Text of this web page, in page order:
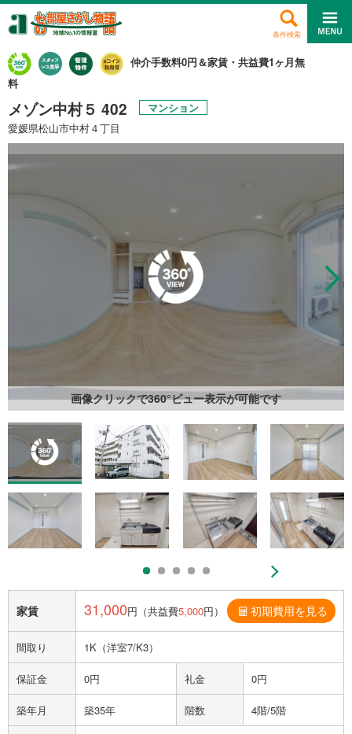
条件検索
仲介手数料0円＆家賃・共益費1ヶ月無
料
メゾン中村５ 402
マンション
愛媛県松山市中村４丁目
画像クリックで360°ビュー表示が可能です
家賃 31,000円（共益費5,000円） 初期費用を見る
間取り 1K（洋室7/K3）
保証金 0円 礼金 0円
築年月 築35年 階数 4階/5階